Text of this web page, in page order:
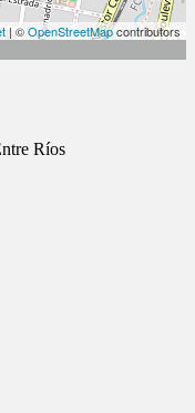
| ©OpenStreetMapcontributors
Ríos